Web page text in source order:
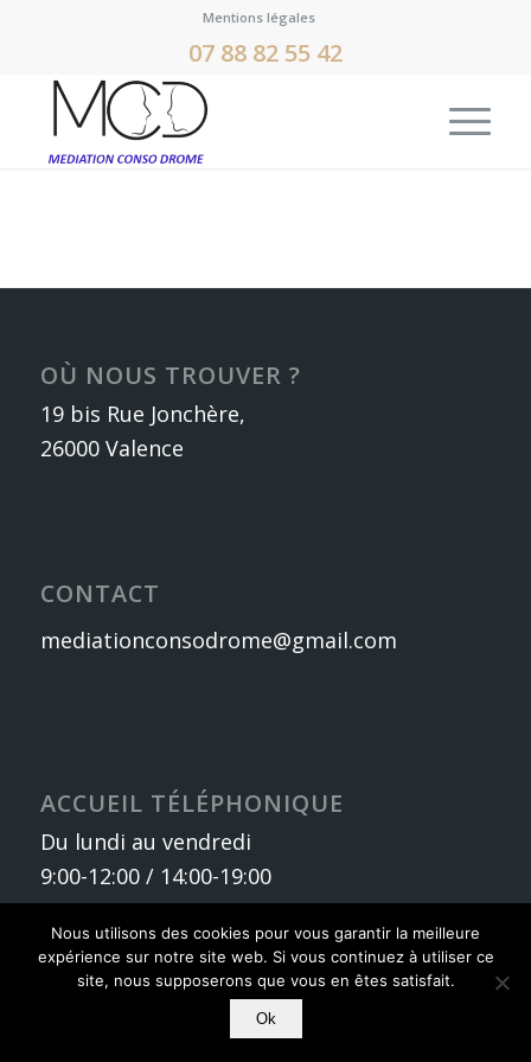
Mentions légales
07 88 82 55 42
OÙ NOUS TROUVER ?
19 bis Rue Jonchère,
26000 Valence
CONTACT
mediationconsodrome@gmail.com
ACCUEIL TÉLÉPHONIQUE
Du lundi au vendredi
9:00-12:00 / 14:00-19:00
powered by Enfold WordPress Theme
Nous utilisons des cookies pour vous garantir la meilleure
expérience sur notre site web. Si vous continuez à utiliser ce
site, nous supposerons que vous en êtes satisfait.
Ok